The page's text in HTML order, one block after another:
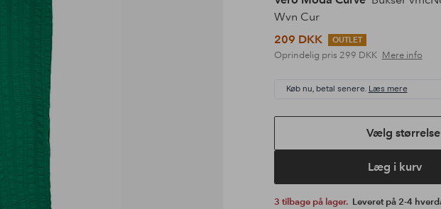
Wvn Cur
209 DKK
OUTLET
Oprindelig pris 299 DKK Mere info
Køb nu, betal senere. Læs mere
Vælg størrelse
Læg i kurv
3 tilbage på lager. Leveret på 2-4